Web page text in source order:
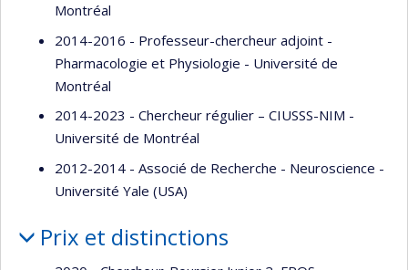
Montréal
2014-2016 - Professeur-chercheur adjoint -
Pharmacologie et Physiologie - Université de
Montréal
2014-2023 - Chercheur régulier – CIUSSS-NIM -
Université de Montréal
2012-2014 - Associé de Recherche - Neuroscience -
Université Yale (USA)
Prix et distinctions